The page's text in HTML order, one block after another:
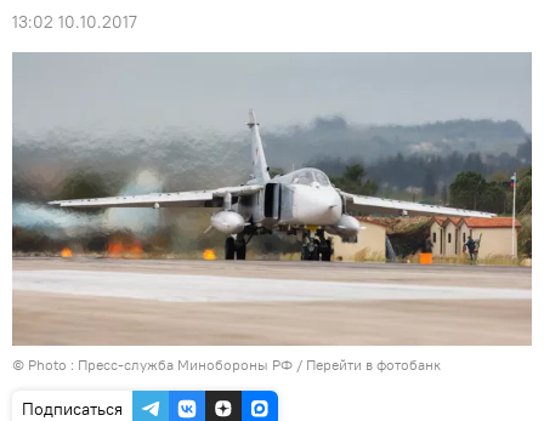
13:02 10.10.2017
© Photo : Пресс-служба Минобороны РФ / Перейти в фотобанк
Подписаться